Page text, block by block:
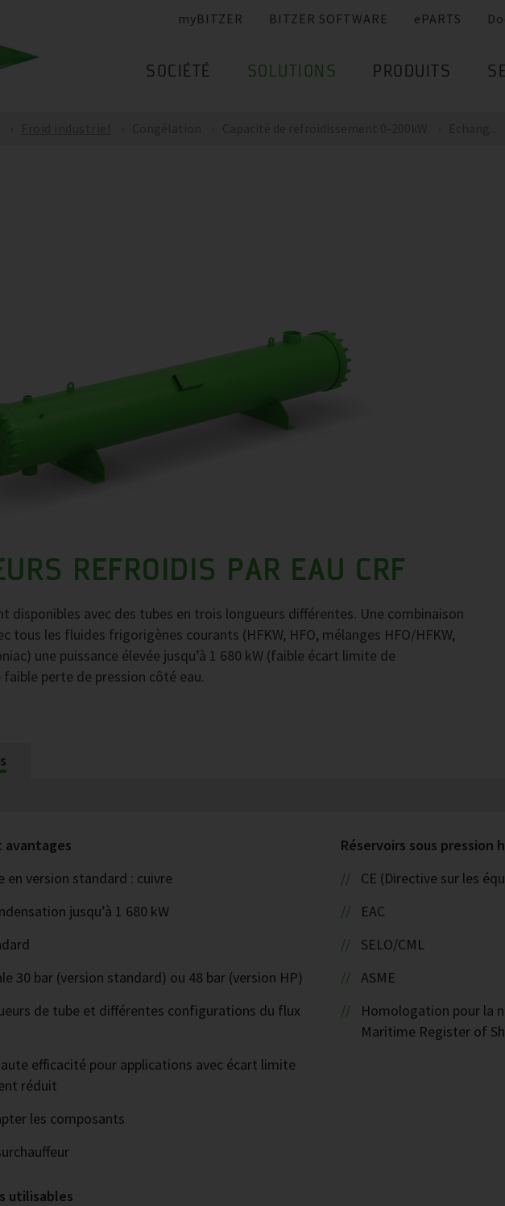
myBITZER BITZER SOFTWARE ePARTS
SOCIÉTÉ SOLUTIONS PRODUITS
REFROIDIS PAR EAU CRF
disponibles avec des tubes en trois longueurs différentes. Une combinaison
tous les fluides frigorigènes courants (HFKW, HFO, mélanges HFO/HFKW,
une puissance élevée jusqu’à 1 680 kW (faible écart limite de
perte de pression côté eau.
avantages
en version standard : cuivre
jusqu’à 1 680 kW
30 bar (version standard) ou 48 bar (version HP)
de tube et différentes configurations du flux
efficacité pour applications avec écart limite
réduit
les composants
utilisables
Réservoirs sous pression
CE (Directive sur les
EAC
SELO/CML
ASME
Homologation pour la
Maritime Register of